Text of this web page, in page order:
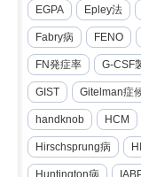
EGPA Epley法
Fabry病 FENO
FN発症率 G-CSF
GIST Gitelman症
handknob HCM
Hirschsprung病
Huntington病